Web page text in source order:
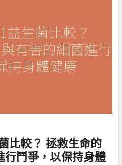
比較？ 拯救生命的
鬥爭，以保持身體